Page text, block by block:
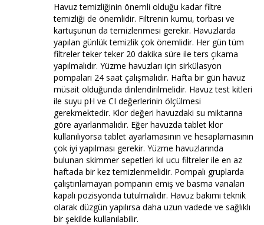
Havuz temizliğinin önemli olduğu kadar filtre
temizliği de önemlidir. Filtrenin kumu, torbası ve
kartuşunun da temizlenmesi gerekir. Havuzlarda
yapılan günlük temizlik çok önemlidir. Her gün tüm
filtreler teker teker 20 dakika süre ile ters çıkama
yapılmalıdır. Yüzme havuzları için sirkülasyon
pompaları 24 saat çalışmalıdır. Hafta bir gün havuz
müsait olduğunda dinlendirilmelidir. Havuz test kitleri
ile suyu pH ve CI değerlerinin ölçülmesi
gerekmektedir. Klor değeri havuzdaki su miktarına
göre ayarlanmalıdır. Eğer havuzda tablet klor
kullanılıyorsa tablet ayarlamasının ve hesaplamasının
çok iyi yapılması gerekir. Yüzme havuzlarında
bulunan skimmer sepetleri kıl ucu filtreler ile en az
haftada bir kez temizlenmelidir. Pompalı gruplarda
çalıştırılamayan pompanın emiş ve basma vanaları
kapalı pozisyonda tutulmalıdır. Havuz bakımı teknik
olarak düzgün yapılırsa daha uzun vadede ve sağlıklı
bir şekilde kullanılabilir.